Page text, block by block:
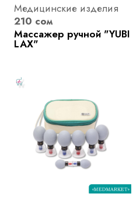
Медицинские изделия
210 сом
Массажер ручной "YUBI
LAX"